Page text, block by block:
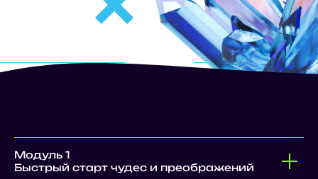
Модуль 1
Быстрый старт чудес и преображений
НАБОР ПОЛЕЗНЫХ РЕСУРСОВ
БОНУС СЕГОДНЯ!